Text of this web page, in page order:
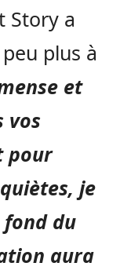
Story a
plus à
et
vos
pour
je
fond du
aura